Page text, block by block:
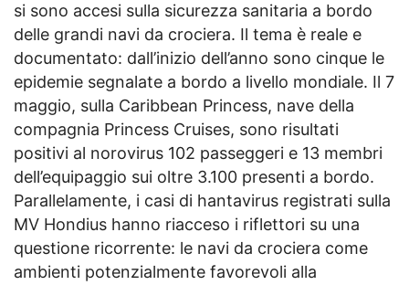
si sono accesi sulla sicurezza sanitaria a bordo
delle grandi navi da crociera. Il tema è reale e
documentato: dall’inizio dell’anno sono cinque le
epidemie segnalate a bordo a livello mondiale. Il 7
maggio, sulla Caribbean Princess, nave della
compagnia Princess Cruises, sono risultati
positivi al norovirus 102 passeggeri e 13 membri
dell’equipaggio sui oltre 3.100 presenti a bordo.
Parallelamente, i casi di hantavirus registrati sulla
MV Hondius hanno riacceso i riflettori su una
questione ricorrente: le navi da crociera come
ambienti potenzialmente favorevoli alla